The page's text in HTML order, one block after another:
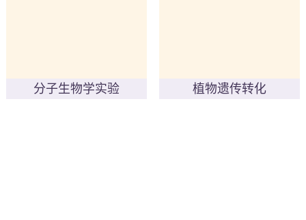
分子生物学实验 植物遗传转化